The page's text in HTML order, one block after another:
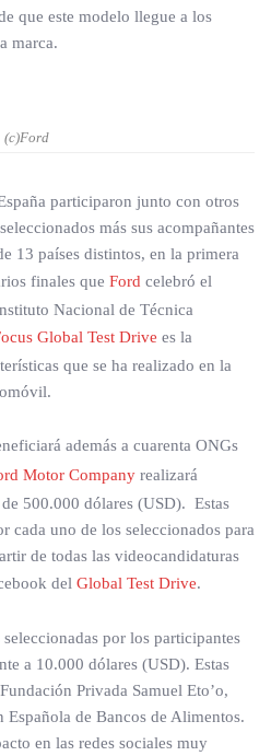
que este modelo llegue a los
marca.
(c)Ford
participaron junto con otros
más sus acompañantes
13 países distintos, en la primera
finales que Ford celebró el
Nacional de Técnica
Global Test Drive es la
que se ha realizado en la
además a cuarenta ONGs
Motor Company realizará
500.000 dólares (USD). Estas
cada uno de los seleccionados para
de todas las videocandidaturas
del Global Test Drive.
por los participantes
a 10.000 dólares (USD). Estas
Privada Samuel Eto’o,
de Bancos de Alimentos.
en las redes sociales muy